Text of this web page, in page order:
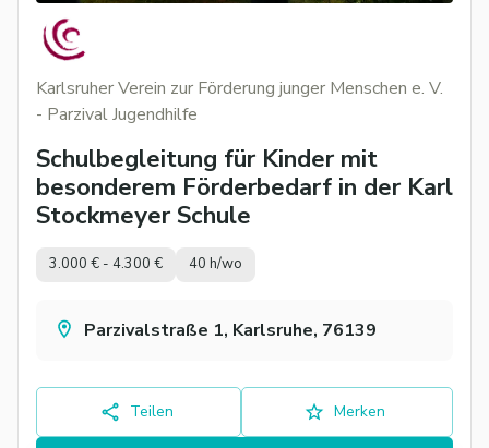
Karlsruher Verein zur Förderung junger Menschen e. V.
- Parzival Jugendhilfe
Schulbegleitung für Kinder mit
besonderem Förderbedarf in der Karl
Stockmeyer Schule
3.000 € - 4.300 € 40 h/wo
Parzivalstraße 1, Karlsruhe, 76139
Teilen Merken